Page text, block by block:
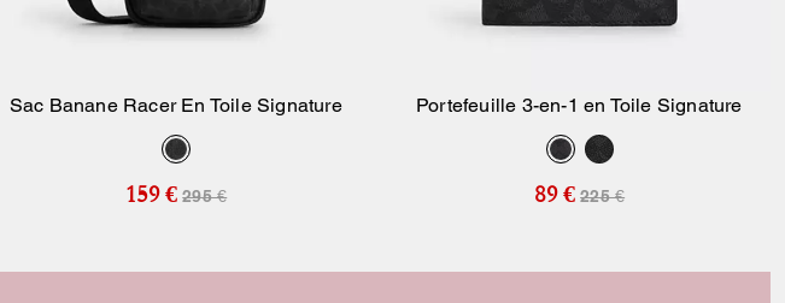
Sac Banane Racer En Toile Signature
159 € 295 €
Portefeuille 3-en-1 en Toile Signature
89 € 225 €